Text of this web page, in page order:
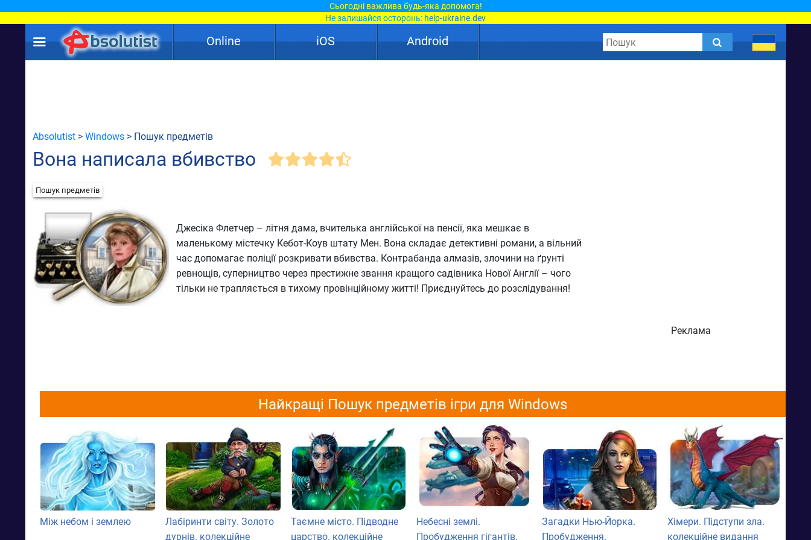
Сьогодні важлива будь-яка допомога!
Не залишайся осторонь: help-ukraine.dev
Online iOS Android
Absolutist > Windows > Пошук предметів
Вона написала вбивство
Пошук предметів
Джесіка Флетчер – літня дама, вчителька англійської на пенсії, яка мешкає в
маленькому містечку Кебот-Коув штату Мен. Вона складає детективні романи, а вільний
час допомагає поліції розкривати вбивства. Контрабанда алмазів, злочини на ґрунті
ревнощів, суперництво через престижне звання кращого садівника Нової Англії – чого
тільки не трапляється в тихому провінційному житті! Приєднуйтесь до розслідування!
Реклама
Найкращі Пошук предметів ігри для Windows
Між небом і землею
Лабіринти світу. Золото
дурнів. колекційне
Таємне місто. Підводне
царство. колекційне
Небесні землі.
Пробудження гігантів.
Загадки Нью-Йорка.
Пробудження.
Хімери. Підступи зла.
колекційне видання